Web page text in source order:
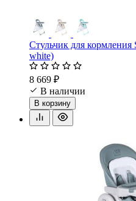
Стульчик для
white)
8 669 ₽
В наличии
В корзину